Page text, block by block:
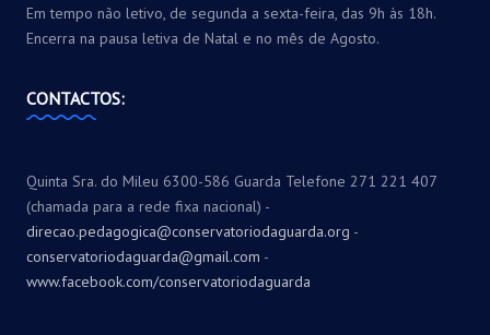
Em tempo não letivo, de segunda a sexta-feira, das 9h às 18h.
Encerra na pausa letiva de Natal e no mês de Agosto.
CONTACTOS:
Quinta Sra. do Mileu 6300-586 Guarda Telefone 271 221 407
(chamada para a rede fixa nacional) -
direcao.pedagogica@conservatoriodaguarda.org -
conservatoriodaguarda@gmail.com -
www.facebook.com/conservatoriodaguarda